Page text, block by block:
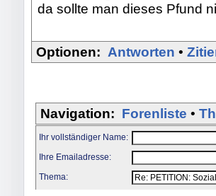
da sollte man dieses Pfund
Optionen: Antworten •
Navigation: Forenliste •
Ihr vollständiger Name:
Ihre Emailadresse:
Thema: